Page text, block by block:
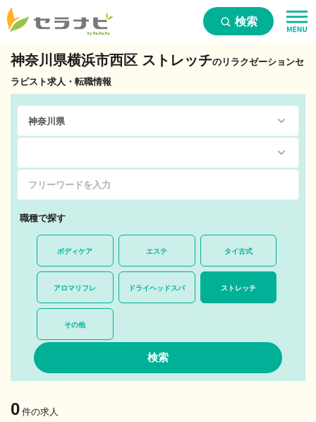
検索
神奈川県横浜市西区 ストレッチのリラクゼーションセ
ラピスト求人・転職情報
職種で探す
ボディケア エステ タイ古式
アロマリフレ ドライヘッドスパ ストレッチ
その他
0 件の求人